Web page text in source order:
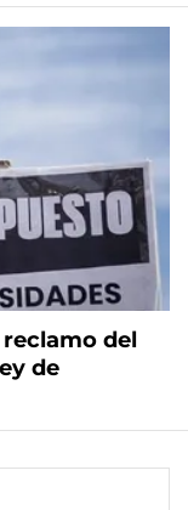
del
de